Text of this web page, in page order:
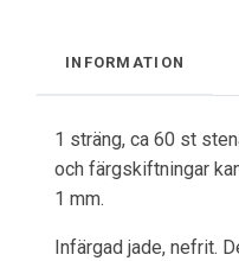
INFORMATION
1 sträng, ca 60 st
och färgskiftningar
1 mm.
Infärgad jade, nefrit.